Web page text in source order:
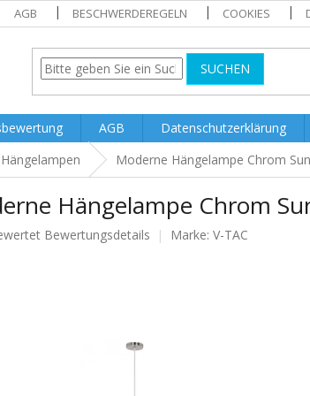
AGB BESCHWERDEREGELN COOKIES
SUCHEN
AGB Datenschutzerklärung
Hängelampen Moderne Hängelampe Chrom
Hängelampe Chrom
Bewertungsdetails Marke: V-TAC